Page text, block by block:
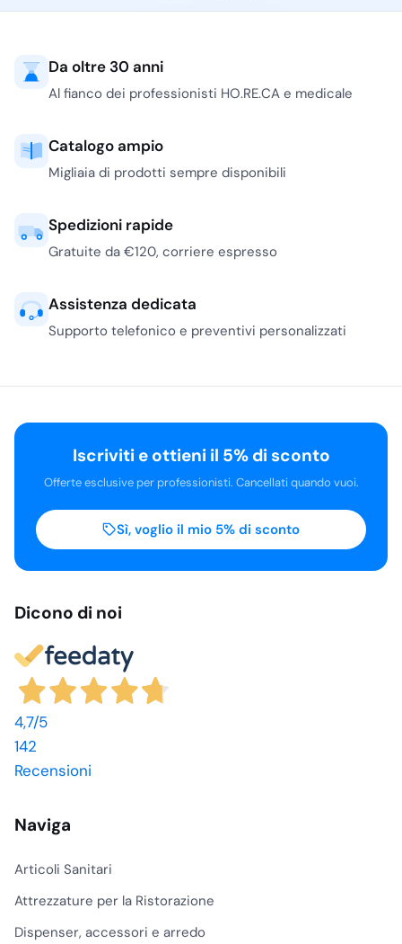
Da oltre 30 anni
Al fianco dei professionisti HO.RE.CA e medicale
Catalogo ampio
Migliaia di prodotti sempre disponibili
Spedizioni rapide
Gratuite da €120, corriere espresso
Assistenza dedicata
Supporto telefonico e preventivi personalizzati
Dicono di noi
4,7/5
142
Recensioni
Naviga
Articoli Sanitari
Attrezzature per la Ristorazione
Dispenser, accessori e arredo
Iscriviti e ottieni il 5% di sconto
Offerte esclusive per professionisti. Cancellati quando vuoi.
Sì, voglio il mio 5% di sconto